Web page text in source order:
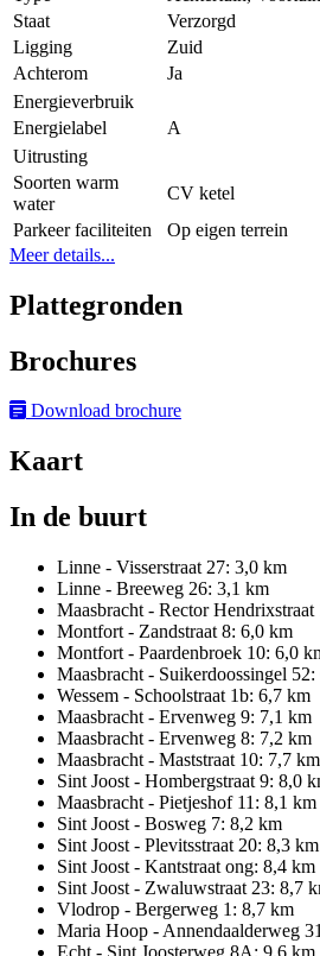
Staat
Verzorgd
Ligging
Zuid
Achterom
Ja
Energieverbruik
Energielabel
A
Uitrusting
Soorten warm
water
CV ketel
Parkeer faciliteiten
Op eigen terrein
Meer details...
Plattegronden
Brochures
Download brochure
Kaart
In de buurt
Linne - Visserstraat 27: 3,0 km
Linne - Breeweg 26: 3,1 km
Maasbracht - Rector
Montfort - Zandstraat 8: 6,0 km
Montfort - Paardenbroek 10: 6,0
Maasbracht - Suikerdoossingel
Wessem - Schoolstraat 1b: 6,7 km
Maasbracht - Ervenweg 9: 7,1 km
Maasbracht - Ervenweg 8: 7,2 km
Maasbracht - Maststraat 10: 7,7 km
Sint Joost - Hombergstraat 9: 8,0
Maasbracht - Pietjeshof 11: 8,1 km
Sint Joost - Bosweg 7: 8,2 km
Sint Joost - Plevitsstraat 20: 8,3 km
Sint Joost - Kantstraat ong: 8,4 km
Sint Joost - Zwaluwstraat 23: 8,7
Vlodrop - Bergerweg 1: 8,7 km
Maria Hoop - Annendaalderweg